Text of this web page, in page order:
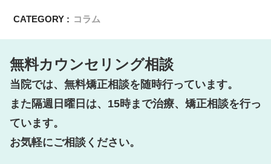
CATEGORY : コラム
無料カウンセリング相談
当院では、無料矯正相談を随時行っています。
また隔週日曜日は、15時まで治療、矯正相談を行っ
ています。
お気軽にご相談ください。